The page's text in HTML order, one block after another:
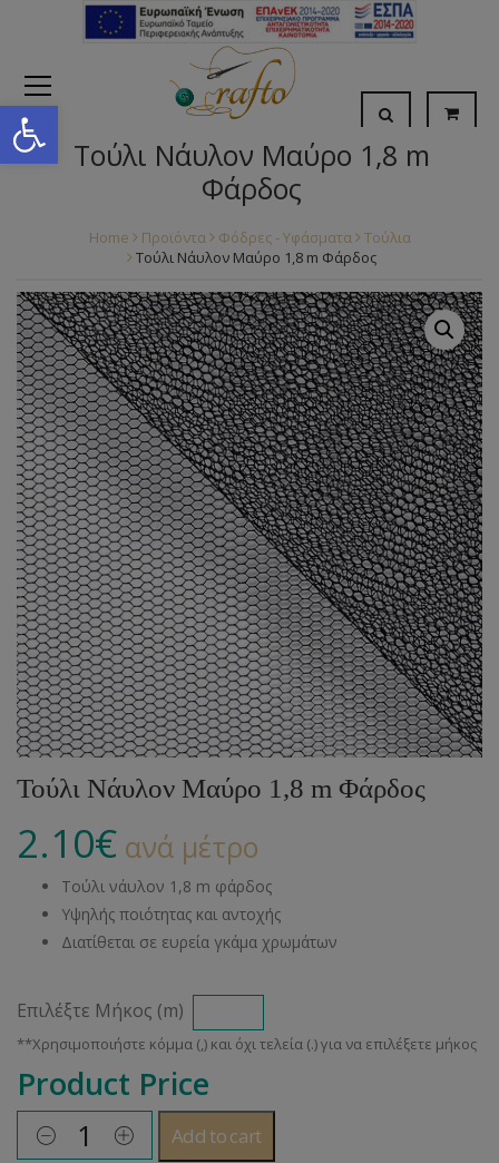
Open toolbar
Τούλι Νάυλον Μαύρο 1,8 m
Φάρδος
Home Προϊόντα Φόδρες - Υφάσματα
Τούλια
Τούλι Νάυλον Μαύρο 1,8 m Φάρδος
Τούλι Νάυλον Μαύρο 1,8 m Φάρδος
2.10€ ανά μέτρο
Τούλι νάυλον 1,8 m φάρδος
Υψηλής ποιότητας και αντοχής
Διατίθεται σε ευρεία γκάμα χρωμάτων
Επιλέξτε Μήκος (m)
Product Price
Add to cart